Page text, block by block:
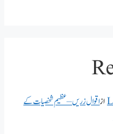
ازاقوال زریں – عظیم شخصیات کے